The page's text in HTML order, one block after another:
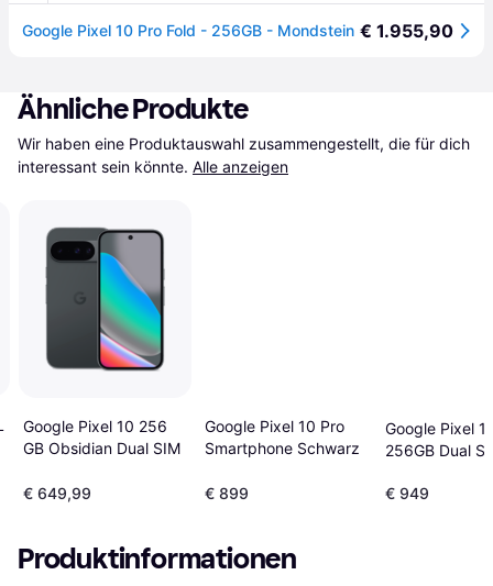
Google Pixel 10 Pro Fold - 256GB - Mondstein € 1.955,90
Ähnliche Produkte
Wir haben eine Produktauswahl zusammengestellt, die für dich
interessant sein könnte. Alle anzeigen
Google Pixel 10 256
GB Obsidian Dual SIM
€ 649,99
Google Pixel 10 Pro
Smartphone Schwarz
€ 899
Google Pixel
256GB Dual
€ 949
Produktinformationen